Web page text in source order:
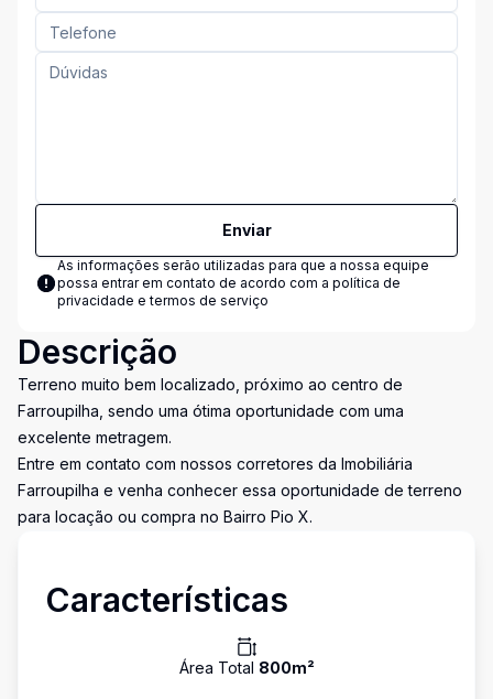
Enviar
As informações serão utilizadas para que a nossa equipe
possa entrar em contato de acordo com a política de
privacidade e termos de serviço
Descrição
Terreno muito bem localizado, próximo ao centro de
Farroupilha, sendo uma ótima oportunidade com uma
excelente metragem.
Entre em contato com nossos corretores da Imobiliária
Farroupilha e venha conhecer essa oportunidade de terreno
para locação ou compra no Bairro Pio X.
Características
Área Total 800m²